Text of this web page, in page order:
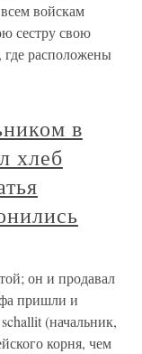
войскам
сестру свою
расположены
в
хлеб
он и продавал
пришли и
(начальник,
корня, чем